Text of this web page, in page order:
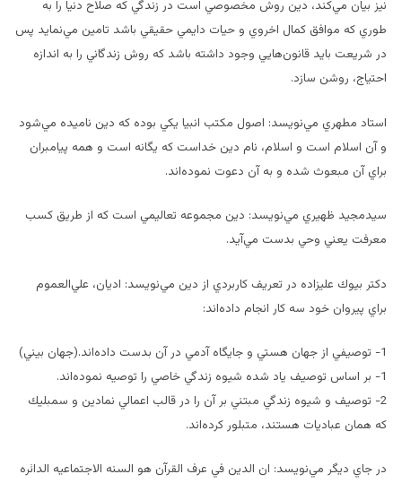
نيز بيان مي‌كند، دين روش مخصوصي است در زندگي كه صلاح دنيا را به
طوري كه موافق كمال اخروي و حيات دايمي حقيقي باشد تامين مي‌نمايد پس
در شريعت بايد قانون‌هايي وجود داشته باشد كه روش زندگاني را به اندازه
احتياج، روشن سازد.
استاد مطهري مي‌نويسد: اصول مكتب انبيا يكي بوده كه دين ناميده مي‌شود
و آن اسلام است و اسلام، نام دين خداست كه يگانه است و همه پيامبران
براي آن مبعوث شده و به آن دعوت نموده‌اند.
سيدمجيد ظهيري مي‌نويسد: دين مجموعه تعاليمي است كه از طريق كسب
معرفت يعني وحي بدست مي‌آيد.
دكتر بيوك عليزاده در تعريف كاربردي از دين مي‌نويسد: اديان، علي‌العموم
براي پيروان خود سه كار انجام داده‌اند:
1- توصيفي از جهان هستي و جايگاه آدمي در آن بدست داده‌اند.(جهان بيني)
1- بر اساس توصيف ياد شده شيوه زندگي خاصي را توصيه نموده‌اند.
2- توصيف و شيوه زندگي مبتني بر آن را در قالب اعمالي نمادين و سمبليك
كه همان عباديات هستند، متبلور كرده‌اند.
در جاي ديگر مي‌نويسد: ان الدين في عرف القرآن هو السنه الاجتماعيه الدائره